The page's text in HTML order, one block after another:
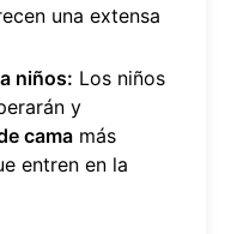
una extensa
niños: Los niños
y
cama más
entren en la